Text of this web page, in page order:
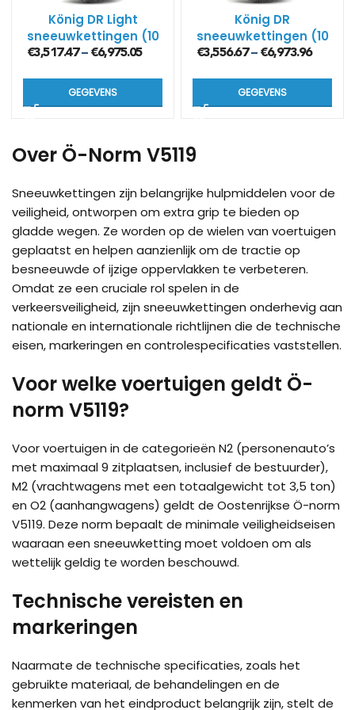
König DR Light
sneeuwkettingen (10
mm)
€3,517.47– €6,975.05
GEGEVENS
König DR
sneeuwkettingen (10
mm)
€3,556.67– €6,973.96
GEGEVENS
Over Ö-Norm V5119
Sneeuwkettingen zijn belangrijke hulpmiddelen voor de
veiligheid, ontworpen om extra grip te bieden op
gladde wegen. Ze worden op de wielen van voertuigen
geplaatst en helpen aanzienlijk om de tractie op
besneeuwde of ijzige oppervlakken te verbeteren.
Omdat ze een cruciale rol spelen in de
verkeersveiligheid, zijn sneeuwkettingen onderhevig aan
nationale en internationale richtlijnen die de technische
eisen, markeringen en controlespecificaties vaststellen.
Voor welke voertuigen geldt Ö-
norm V5119?
Voor voertuigen in de categorieën N2 (personenauto’s
met maximaal 9 zitplaatsen, inclusief de bestuurder),
M2 (vrachtwagens met een totaalgewicht tot 3,5 ton)
en O2 (aanhangwagens) geldt de Oostenrijkse Ö-norm
V5119. Deze norm bepaalt de minimale veiligheidseisen
waaraan een sneeuwketting moet voldoen om als
wettelijk geldig te worden beschouwd.
Technische vereisten en
markeringen
Naarmate de technische specificaties, zoals het
gebruikte materiaal, de behandelingen en de
kenmerken van het eindproduct belangrijk zijn, stelt de